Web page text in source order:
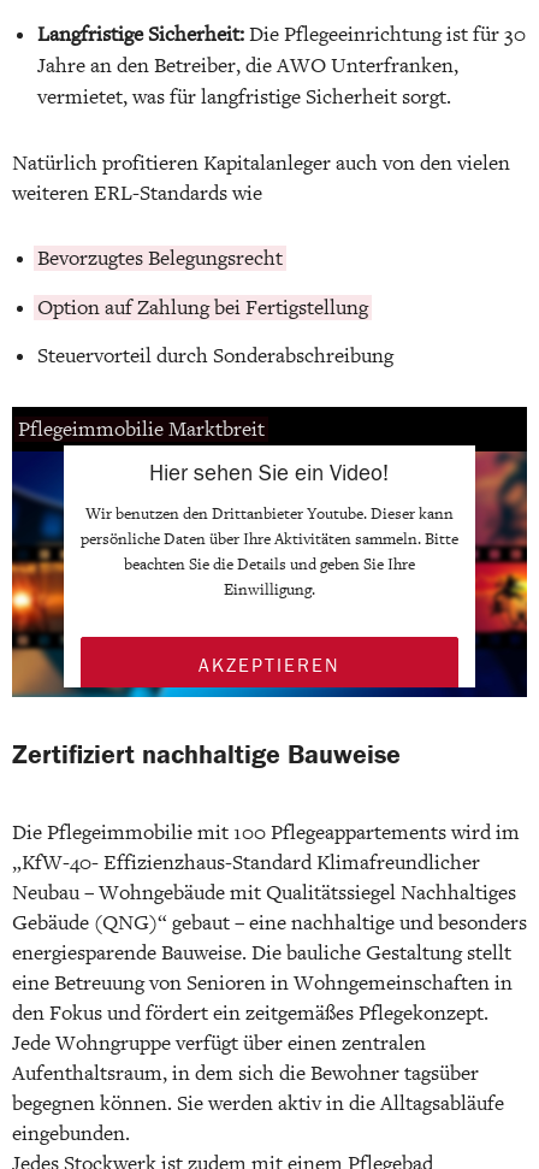
Langfristige Sicherheit:Die Pflegeeinrichtung ist für 30
Jahre an den Betreiber, die AWO Unterfranken,
vermietet, was für langfristige Sicherheit sorgt.
Natürlich profitieren Kapitalanleger auch von den vielen
weiteren ERL-Standards wie
Bevorzugtes Belegungsrecht
Option auf Zahlung bei Fertigstellung
Steuervorteil durch Sonderabschreibung
Pflegeimmobilie Marktbreit
Hier sehen Sie ein Video!
Wir benutzen den DrittanbieterYoutube. Dieser kann
persönliche Daten über Ihre Aktivitäten sammeln. Bitte
beachten Sie die Details und geben Sie Ihre
Einwilligung.
AKZEPTIEREN
Zertifiziert nachhaltige Bauweise
Die Pflegeimmobilie mit 100 Pflegeappartements wird im
„KfW-40- Effizienzhaus-Standard Klimafreundlicher
Neubau – Wohngebäude mit Qualitätssiegel Nachhaltiges
Gebäude (QNG)“ gebaut – eine nachhaltige und besonders
energiesparende Bauweise. Die bauliche Gestaltung stellt
eine Betreuung von Senioren in Wohngemeinschaften in
den Fokus und fördert ein zeitgemäßes Pflegekonzept.
Jede Wohngruppe verfügt über einen zentralen
Aufenthaltsraum, in dem sich die Bewohner tagsüber
begegnen können. Sie werden aktiv in die Alltagsabläufe
eingebunden.